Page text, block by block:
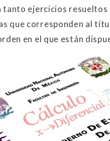
tanto ejercicios
que corresponden al
en el que están